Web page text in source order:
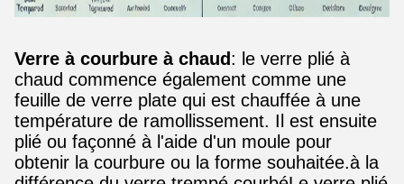
Verre à courbure à chaud: le verre plié à
chaud commence également comme une
feuille de verre plate qui est chauffée à une
température de ramollissement. Il est ensuite
plié ou façonné à l'aide d'un moule pour
obtenir la courbure ou la forme souhaitée.à la